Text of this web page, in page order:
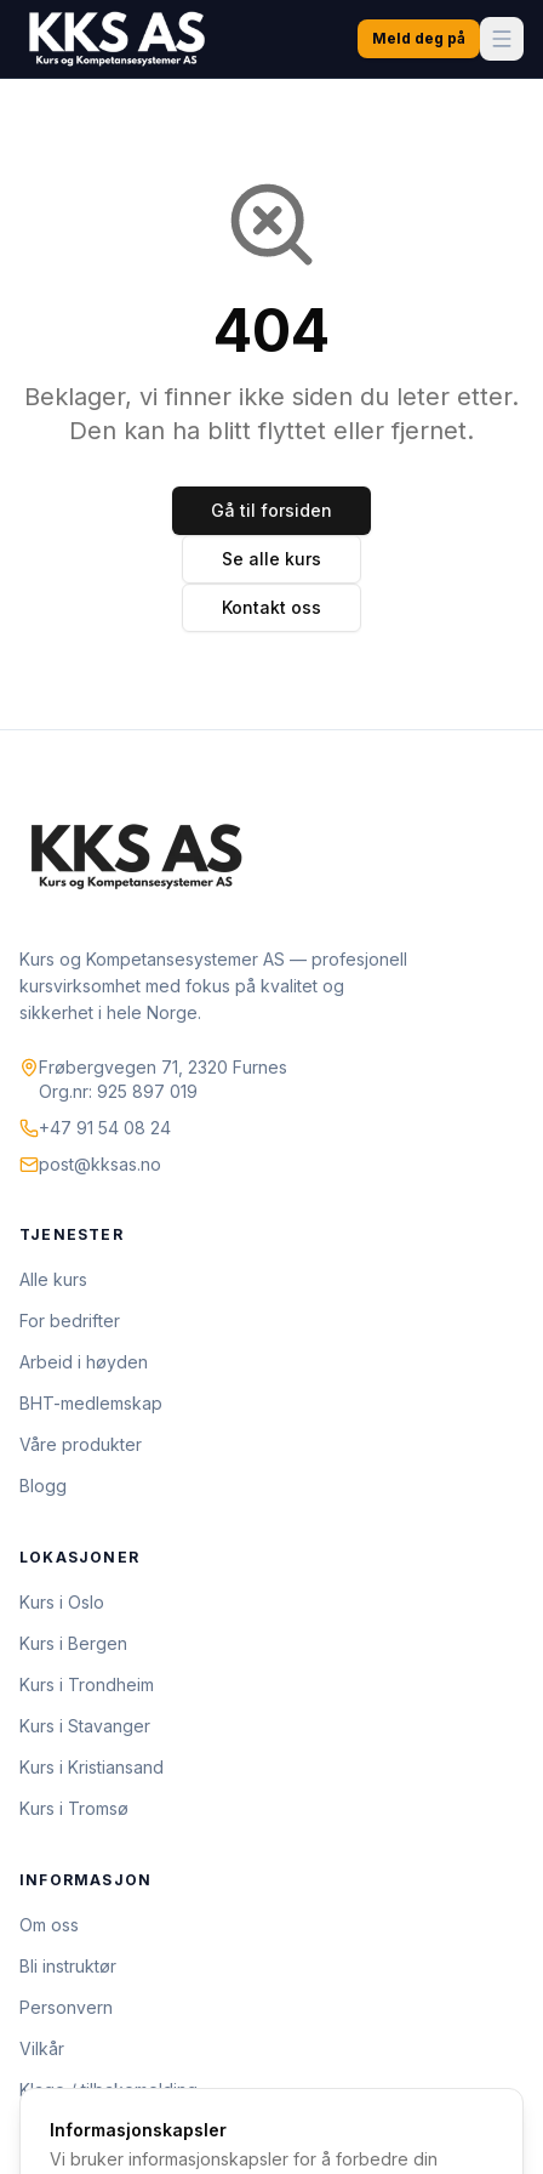
Meld deg på
404
Beklager, vi finner ikke siden du leter etter.
Den kan ha blitt flyttet eller fjernet.
Gå til forsiden
Se alle kurs
Kontakt oss
Kurs og Kompetansesystemer AS — profesjonell
kursvirksomhet med fokus på kvalitet og
sikkerhet i hele Norge.
Frøbergvegen 71, 2320 Furnes
Org.nr: 925 897 019
+47 91 54 08 24
post@kksas.no
TJENESTER
Alle kurs
For bedrifter
Arbeid i høyden
BHT-medlemskap
Våre produkter
Blogg
LOKASJONER
Kurs i Oslo
Kurs i Bergen
Kurs i Trondheim
Kurs i Stavanger
Kurs i Kristiansand
Kurs i Tromsø
INFORMASJON
Om oss
Bli instruktør
Personvern
Vilkår
Klage / tilbakemelding
Informasjonskapsler
Vi bruker informasjonskapsler for å forbedre din